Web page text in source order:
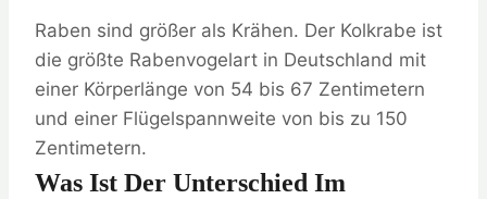
Raben sind größer als Krähen. Der Kolkrabe ist
die größte Rabenvogelart in Deutschland mit
einer Körperlänge von 54 bis 67 Zentimetern
und einer Flügelspannweite von bis zu 150
Zentimetern.
Was Ist Der Unterschied Im